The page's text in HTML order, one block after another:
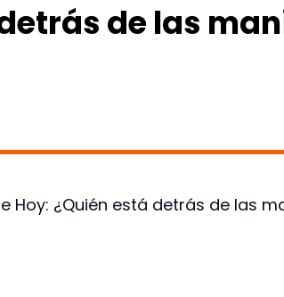
de las
Hoy: ¿Quién está detrás de las